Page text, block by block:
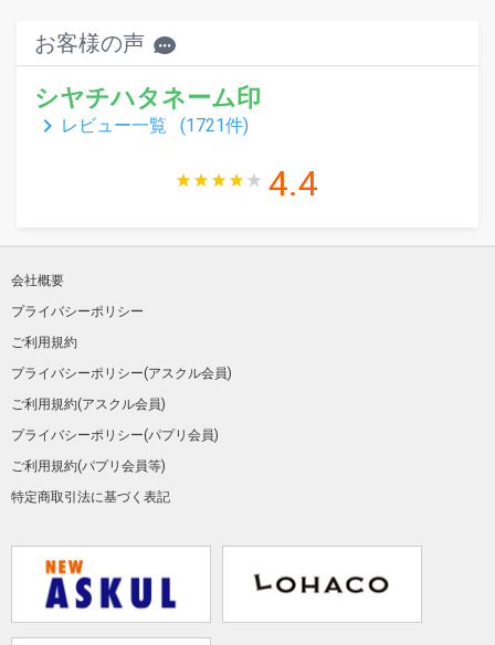
お客様の声
シヤチハタネーム印
keyboard_arrow_right レビュー一覧 (1721件)
4.4
会社概要
プライバシーポリシー
ご利用規約
プライバシーポリシー(アスクル会員)
ご利用規約(アスクル会員)
プライバシーポリシー(パプリ会員)
ご利用規約(パプリ会員等)
特定商取引法に基づく表記